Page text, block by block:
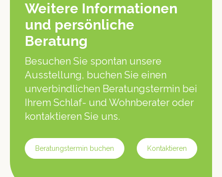
Weitere Informationen
und persönliche
Beratung
Besuchen Sie spontan unsere
Ausstellung, buchen Sie einen
unverbindlichen Beratungstermin bei
Ihrem Schlaf- und Wohnberater oder
kontaktieren Sie uns.
Beratungstermin buchen Kontaktieren